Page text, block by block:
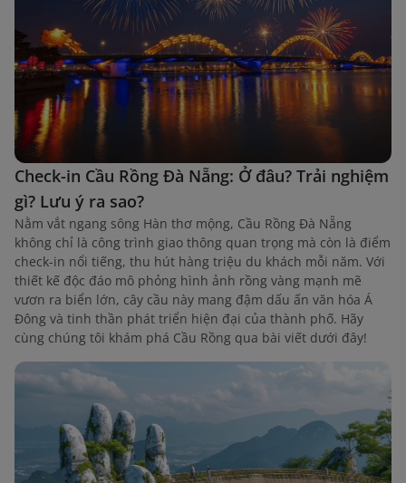
Check-in Cầu Rồng Đà Nẵng: Ở đâu? Trải nghiệm
gì? Lưu ý ra sao?
Nằm vắt ngang sông Hàn thơ mộng, Cầu Rồng Đà Nẵng
không chỉ là công trình giao thông quan trọng mà còn là điểm
check-in nổi tiếng, thu hút hàng triệu du khách mỗi năm. Với
thiết kế độc đáo mô phỏng hình ảnh rồng vàng mạnh mẽ
vươn ra biển lớn, cây cầu này mang đậm dấu ấn văn hóa Á
Đông và tinh thần phát triển hiện đại của thành phố. Hãy
cùng chúng tôi khám phá Cầu Rồng qua bài viết dưới đây!